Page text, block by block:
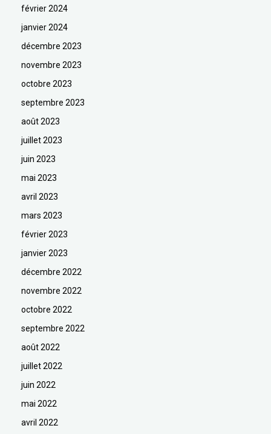
février 2024
janvier 2024
décembre 2023
novembre 2023
octobre 2023
septembre 2023
août 2023
juillet 2023
juin 2023
mai 2023
avril 2023
mars 2023
février 2023
janvier 2023
décembre 2022
novembre 2022
octobre 2022
septembre 2022
août 2022
juillet 2022
juin 2022
mai 2022
avril 2022